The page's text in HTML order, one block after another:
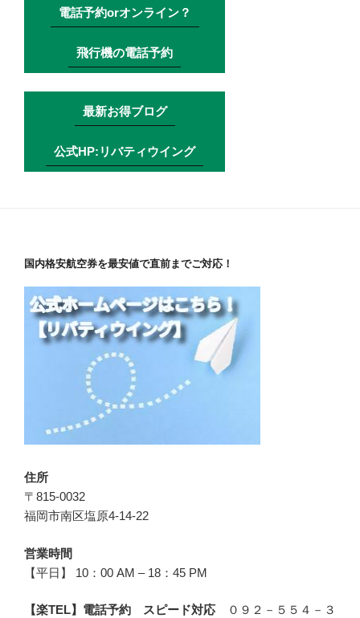
電話予約orオンライン？
飛行機の電話予約
最新お得ブログ
公式HP:リバティウイング
国内格安航空券を最安値で直前までご対応！
住所
〒815-0032
福岡市南区塩原4-14-22
営業時間
【平日】 10：00 AM – 18：45 PM
【楽TEL】電話予約 スピード対応
０９２－５５４－３